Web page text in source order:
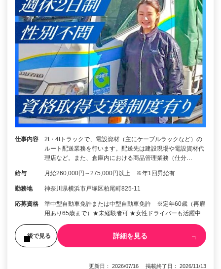
仕事内容
2t・4tトラックで、電設資材（主にケーブルラックなど）の
ルート配送業務を行います。配送先は建設現場や電設資材代
理店など。また、倉庫内における商品管理業務（仕分…
給与 月給260,000円～275,000円以上 ※年1回昇給有
勤務地 神奈川県横浜市戸塚区柏尾町825-11
応募資格
準中型自動車免許または中型自動車免許 ※定年60歳（再雇
用あり65歳まで）★未経験者可 ★女性ドライバーも活躍中
後で見る 詳細を見る
更新日： 2026/07/16 掲載終了日： 2026/11/13